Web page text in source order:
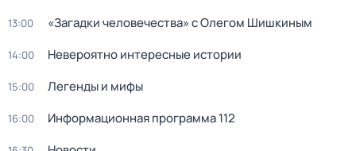
13:00 «Загадки человечества» с Олегом Шишкиным
14:00 Невероятно интересные истории
15:00 Легенды и мифы
16:00 Информационная программа 112